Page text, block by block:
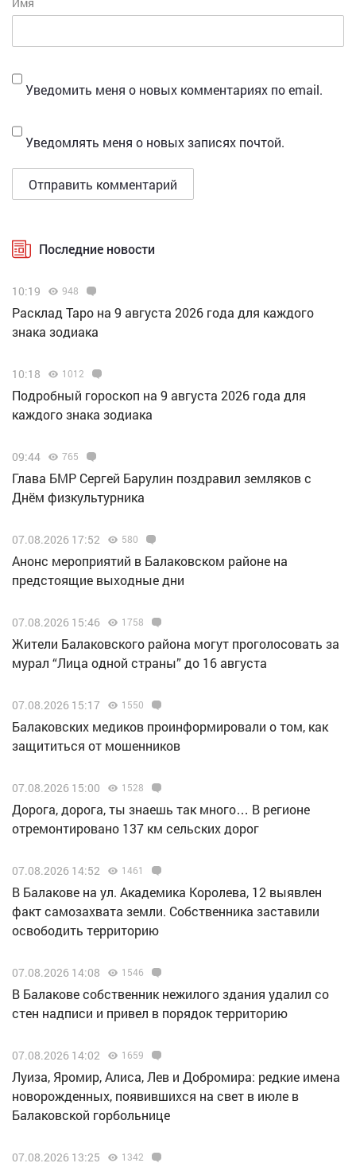
Уведомить меня о новых комментариях по email.
Уведомлять меня о новых записях почтой.
Последние новости
10:19 948
Расклад Таро на 9 августа 2026 года для каждого
знака зодиака
10:18 1012
Подробный гороскоп на 9 августа 2026 года для
каждого знака зодиака
09:44 765
Глава БМР Сергей Барулин поздравил земляков с
Днём физкультурника
07.08.2026 17:52 580
Анонс мероприятий в Балаковском районе на
предстоящие выходные дни
07.08.2026 15:46 1758
Жители Балаковского района могут проголосовать за
мурал “Лица одной страны” до 16 августа
07.08.2026 15:17 1550
Балаковских медиков проинформировали о том, как
защититься от мошенников
07.08.2026 15:00 1528
Дорога, дорога, ты знаешь так много… В регионе
отремонтировано 137 км сельских дорог
07.08.2026 14:52 1461
В Балакове на ул. Академика Королева, 12 выявлен
факт самозахвата земли. Собственника заставили
освободить территорию
07.08.2026 14:08 1546
В Балакове собственник нежилого здания удалил со
стен надписи и привел в порядок территорию
07.08.2026 14:02 1659
Луиза, Яромир, Алиса, Лев и Добромира: редкие имена
новорожденных, появившихся на свет в июле в
Балаковской горбольнице
07.08.2026 13:25 1342